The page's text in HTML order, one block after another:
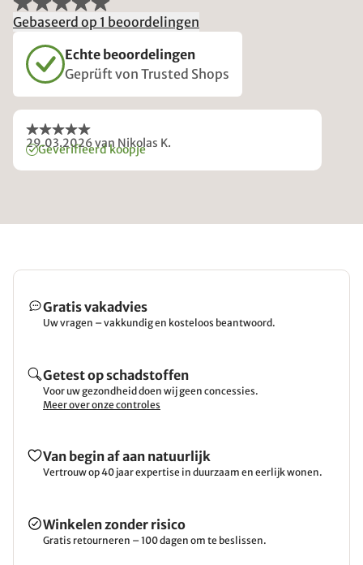
Gebaseerd op 1 beoordelingen
Echte beoordelingen
Geprüft von Trusted Shops
29.03.2026van Nikolas K.
Geverifieerd koopje
Gratis vakadvies
Uw vragen – vakkundig en kosteloos beantwoord.
Getest op schadstoffen
Voor uw gezondheid doen wij geen concessies.
Meer over onze controles
Van begin af aan natuurlijk
Vertrouw op 40 jaar expertise in duurzaam en eerlijk wonen.
Winkelen zonder risico
Gratis retourneren – 100 dagen om te beslissen.